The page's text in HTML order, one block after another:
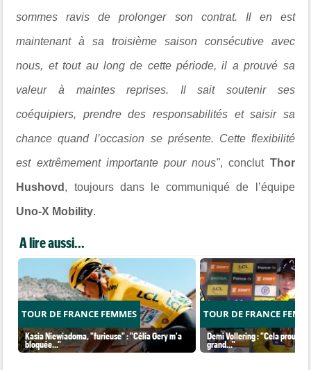
sommes ravis de prolonger son contrat. Il en est
maintenant à sa troisième saison consécutive avec
nous, et tout au long de cette période, il a prouvé sa
valeur à maintes reprises. Il sait soutenir ses
coéquipiers, prendre des responsabilités et saisir sa
chance quand l’occasion se présente. Cette flexibilité
est extrêmement importante pour nous", conclut Thor
Hushovd , toujours dans le communiqué de l’équipe
Uno-X Mobility.
A lire aussi...
TOUR DE FRANCE FEMMES
Kasia Niewiadoma, "furieuse" : "Célia Gery m'a
bloquée..."
TOUR DE FRANCE
Demi Vollering : "Cela prouve
grand..."